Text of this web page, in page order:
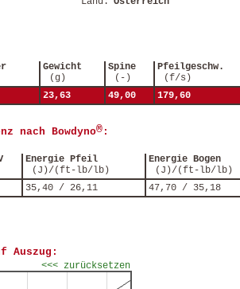
Gewicht
(g)
Spine
(-)
Pfeilgeschw.
(f/s)
23,63 49,00 179,60
nach Bowdyno® :
Energie Pfeil
(J)/(ft-lb/lb)
Energie Bogen
(J)/(ft-lb/lb)
35,40 / 26,11 47,70 / 35,18
Auszug:
<<< zurücksetzen